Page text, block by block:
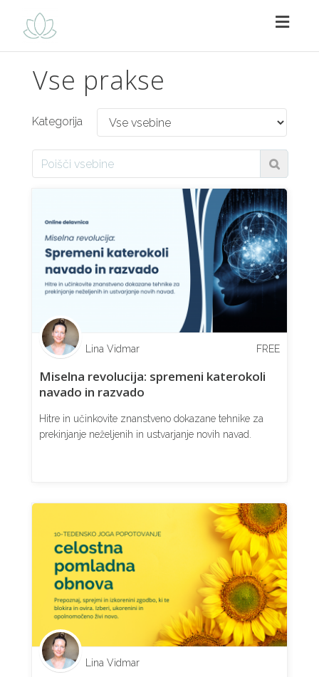
Vse prakse
Kategorija
Lina Vidmar FREE
Miselna revolucija: spremeni katerokoli
navado in razvado
Hitre in učinkovite znanstveno dokazane tehnike za
prekinjanje neželjenih in ustvarjanje novih navad.
Lina Vidmar